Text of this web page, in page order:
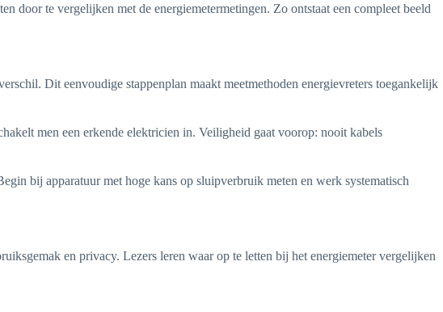
door te vergelijken met de energiemetermetingen. Zo ontstaat een compleet beeld
Dit eenvoudige stappenplan maakt meetmethoden energievreters toegankelijk
men een erkende elektricien in. Veiligheid gaat voorop: nooit kabels
bij apparatuur met hoge kans op sluipverbruik meten en werk systematisch
en privacy. Lezers leren waar op te letten bij het energiemeter vergelijken